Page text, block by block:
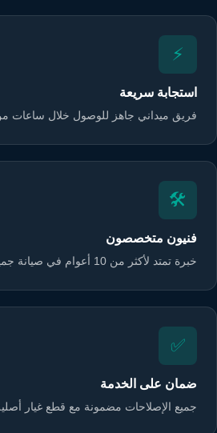
⚡
استجابة سريعة
فريق ميداني جاهز للوصول خلال ساعات
🛠️
فنيون متخصصون
خبرة تمتد لأكثر من 10 أعوام في صيانة جميع الماركات
✅
ضمان على الخدمة
جميع الإصلاحات مضمونة مع قطع غيار